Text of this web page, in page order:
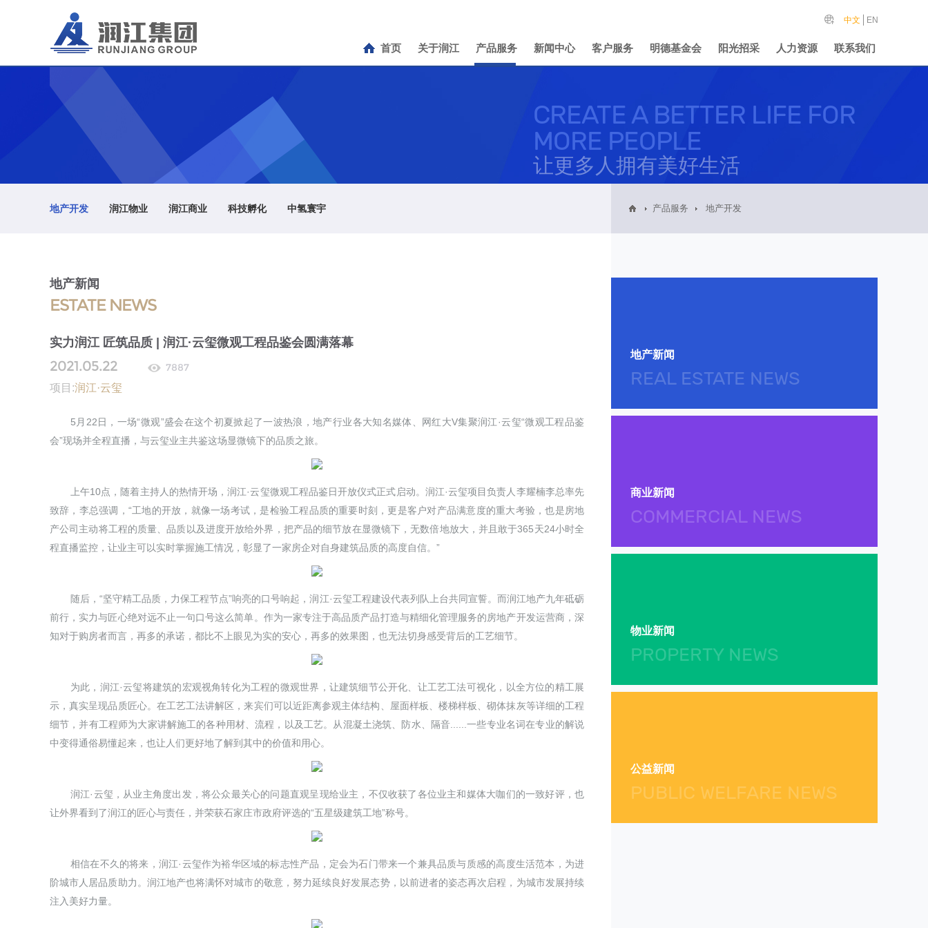
中文 EN
首页 关于润江 产品服务 新闻中心 客户服务 明德基金会 阳光招采 人力资源 联系我们
CREATE A BETTER LIFE FOR
MORE PEOPLE
让更多人拥有美好生活
地产开发 润江物业 润江商业 科技孵化 中氢寰宇 产品服务 地产开发
地产新闻
REAL ESTATE NEWS
商业新闻
COMMERCIAL NEWS
物业新闻
PROPERTY NEWS
公益新闻
PUBLIC WELFARE NEWS
地产新闻
ESTATE NEWS
实力润江 匠筑品质 | 润江·云玺微观工程品鉴会圆满落幕
2021.05.22 7887
项目:润江·云玺
5月22日，一场“微观”盛会在这个初夏掀起了一波热浪，地产行业各大知名媒体、网红大V集聚润江·云玺“微观工程品鉴
会”现场并全程直播，与云玺业主共鉴这场显微镜下的品质之旅。
上午10点，随着主持人的热情开场，润江·云玺微观工程品鉴日开放仪式正式启动。润江·云玺项目负责人李耀楠李总率先
致辞，李总强调，“工地的开放，就像一场考试，是检验工程品质的重要时刻，更是客户对产品满意度的重大考验，也是房地
产公司主动将工程的质量、品质以及进度开放给外界，把产品的细节放在显微镜下，无数倍地放大，并且敢于365天24小时全
程直播监控，让业主可以实时掌握施工情况，彰显了一家房企对自身建筑品质的高度自信。”
随后，“坚守精工品质，力保工程节点”响亮的口号响起，润江·云玺工程建设代表列队上台共同宣誓。而润江地产九年砥砺
前行，实力与匠心绝对远不止一句口号这么简单。作为一家专注于高品质产品打造与精细化管理服务的房地产开发运营商，深
知对于购房者而言，再多的承诺，都比不上眼见为实的安心，再多的效果图，也无法切身感受背后的工艺细节。
为此，润江·云玺将建筑的宏观视角转化为工程的微观世界，让建筑细节公开化、让工艺工法可视化，以全方位的精工展
示，真实呈现品质匠心。在工艺工法讲解区，来宾们可以近距离参观主体结构、屋面样板、楼梯样板、砌体抹灰等详细的工程
细节，并有工程师为大家讲解施工的各种用材、流程，以及工艺。从混凝土浇筑、防水、隔音......一些专业名词在专业的解说
中变得通俗易懂起来，也让人们更好地了解到其中的价值和用心。
润江·云玺，从业主角度出发，将公众最关心的问题直观呈现给业主，不仅收获了各位业主和媒体大咖们的一致好评，也
让外界看到了润江的匠心与责任，并荣获石家庄市政府评选的“五星级建筑工地”称号。
相信在不久的将来，润江·云玺作为裕华区域的标志性产品，定会为石门带来一个兼具品质与质感的高度生活范本，为进
阶城市人居品质助力。润江地产也将满怀对城市的敬意，努力延续良好发展态势，以前进者的姿态再次启程，为城市发展持续
注入美好力量。